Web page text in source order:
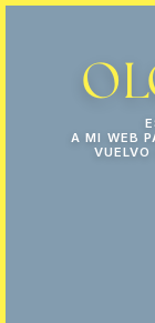
A MI WEB